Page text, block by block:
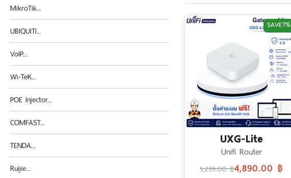
MikroTik...
UBIQUITI...
VoIP...
Wi-TeK...
POE Injector...
COMFAST...
TENDA...
Ruijie...
UXG-Lite
Unifi Router
5,239.00 ฿4,890.00 ฿
SAVE7%